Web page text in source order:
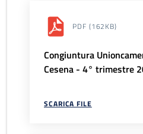
PDF (162KB)
Congiuntura
Cesena - 4° trimestre
SCARICA FILE